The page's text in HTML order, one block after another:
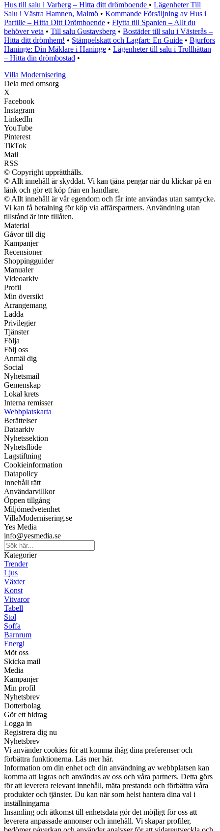
Hus till salu i Varberg – Hitta ditt drömboende • Lägenheter Till
Salu i Västra Hamnen, Malmö • Kommande Försäljning av Hus i
Partille – Hitta Ditt Drömboende • Flytta till Spanien – Allt du
behöver veta • Till salu Gustavsberg • Bostäder till salu i Västerås –
Hitta ditt drömhem! • Stämpelskatt och Lagfart: En Guide • Bjurfors
Haninge: Din Mäklare i Haninge • Lägenheter till salu i Trollhättan
– Hitta din drömbostad •
Villa Modernisering
Dela med omsorg
X
Facebook
Instagram
LinkedIn
YouTube
Pinterest
TikTok
Mail
RSS
© Copyright upprätthålls.
© Allt innehåll är skyddat. Vi kan tjäna pengar när du klickar på en
länk och gör ett köp från en handlare.
© Allt innehåll är vår egendom och får inte användas utan samtycke.
Vi kan få betalning för köp via affärspartners. Användning utan
tillstånd är inte tillåten.
Material
Gåvor till dig
Kampanjer
Recensioner
Shoppingguider
Manualer
Videoarkiv
Profil
Min översikt
Arrangemang
Ladda
Privilegier
Tjänster
Följa
Följ oss
Anmäl dig
Social
Nyhetsmail
Gemenskap
Lokal krets
Interna remisser
Webbplatskarta
Berättelser
Dataarkiv
Nyhetssektion
Nyhetsflöde
Lagstiftning
Cookieinformation
Datapolicy
Innehåll rätt
Användarvillkor
Öppen tillgång
Miljömedvetenhet
VillaModernisering.se
Yes Media
info@yesmedia.se
Kategorier
Trender
Ljus
Växter
Konst
Vitvaror
Tabell
Stol
Soffa
Barnrum
Energi
Möt oss
Skicka mail
Media
Kampanjer
Min profil
Nyhetsbrev
Dotterbolag
Gör ett bidrag
Logga in
Registrera dig nu
Nyhetsbrev
Vi använder cookies för att komma ihåg dina preferenser och
förbättra funktionerna. Läs mer här.
Information om din enhet och din användning av webbplatsen kan
komma att lagras och användas av oss och våra partners. Detta görs
för att leverera relevant innehåll, mäta prestanda och förbättra våra
produkter och tjänster. Du kan när som helst hantera dina val i
inställningarna
Insamling och åtkomst till enhetsdata gör det möjligt för oss att
leverera anpassade annonser och innehåll. Vi skapar profiler,